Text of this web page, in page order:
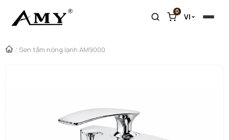
0
VI
/ Sen tắm nóng lạnh AM9000